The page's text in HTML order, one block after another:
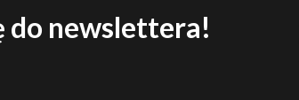
do newslettera!